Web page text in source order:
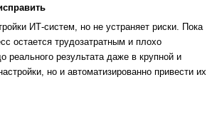
ИТ-систем, но не устраняет риски. Пока
остается трудозатратным и плохо
результата даже в крупной и
но и автоматизированно привести их